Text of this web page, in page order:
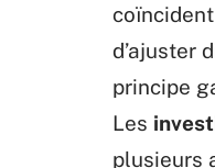
d’ajuster
principe
Les
plusieurs